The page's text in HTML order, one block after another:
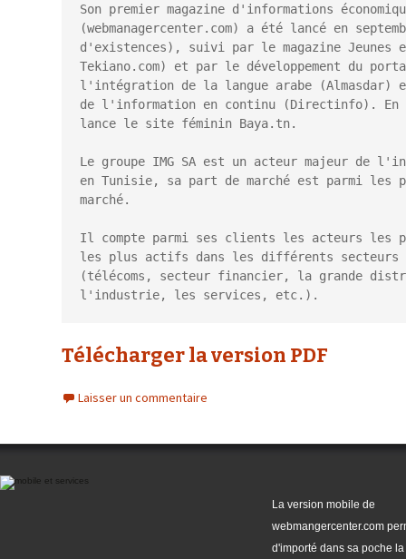
Son premier magazine d'informations
(webmanagercenter.com) a été lancé en
d'existences), suivi par le magazine Jeunes
Tekiano.com) et par le développement du
l'intégration de la langue arabe (Almasdar)
de l'information en continu (Directinfo). En
lance le site féminin Baya.tn.
Le groupe IMG SA est un acteur majeur de
en Tunisie, sa part de marché est parmi les
marché.
Il compte parmi ses clients les acteurs les
les plus actifs dans les différents
(télécoms, secteur financier, la grande
l'industrie, les services, etc.).
Télécharger la version PDF
Laisser un commentaire
La version mobile de
webmangercenter.com
d'importé dans sa poche la